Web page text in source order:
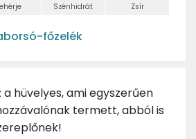
Szénhidrát Zsír
főzelék
hüvelyes, ami egyszerűen
termett, abból is